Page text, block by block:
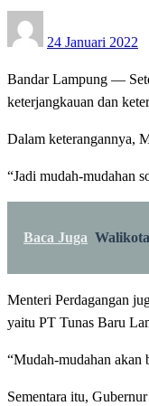
on
24 Januari 2022
Bandar Lampung —
keterjangkauan dan
Dalam keterangannya,
“Jadi mudah-mudahan
Baca Juga
Menteri Perdagangan
yaitu PT Tunas Baru
“Mudah-mudahan akan
Sementara itu,